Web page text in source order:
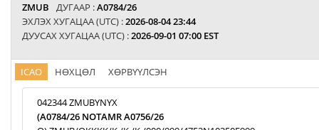
ZMUB ДУГААР :A0784/26
ЭХЛЭХ ХУГАЦАА (UTC) :2026-08-04 23:44
ДУУСАХ ХУГАЦАА (UTC) :2026-09-01 07:00 EST
ICAO НӨХЦӨЛ ХӨРВҮҮЛСЭН
042344 ZMUBYNYX
(A0784/26 NOTAMR A0756/26